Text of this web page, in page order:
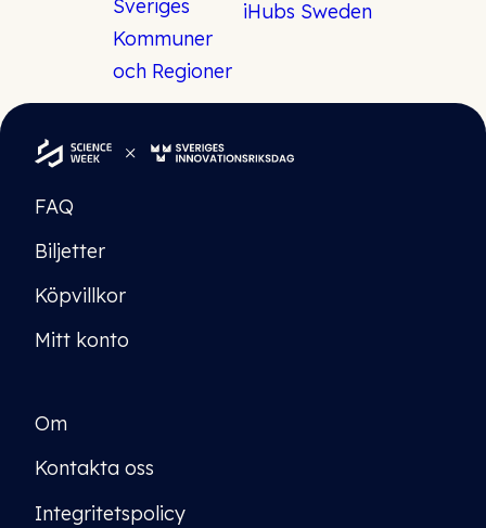
FAQ
Biljetter
Köpvillkor
Mitt konto
Om
Kontakta oss
Integritetspolicy